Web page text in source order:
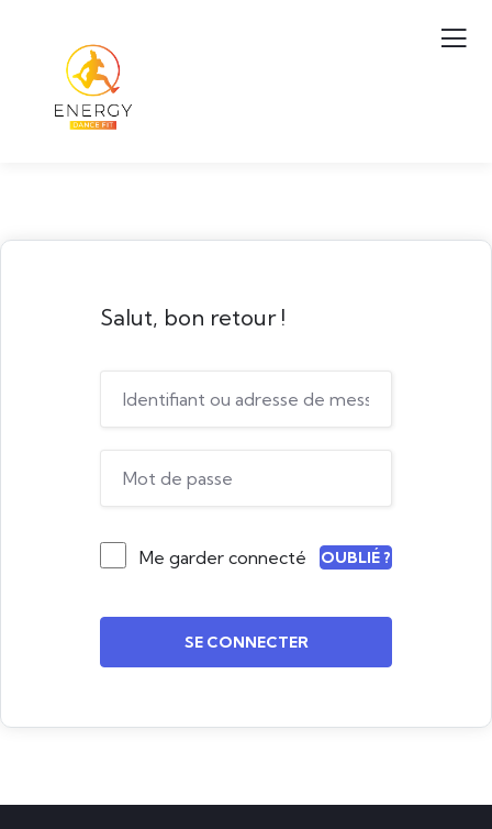
Salut, bon retour !
Me garder connecté OUBLIÉ ?
SE CONNECTER